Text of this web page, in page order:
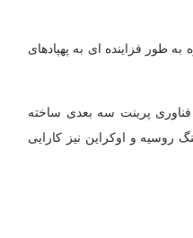
طور فزاینده ای به پهپادهای
فناوری پرینت سه بعدی ساخته
نوع پهپادها در جنگ روسیه و اوکراین نیز کارایی